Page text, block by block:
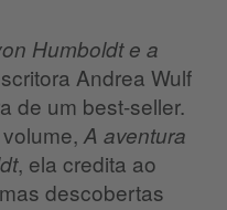
Humboldt e a
Andrea Wulf
de um best-seller.
A aventura
, ela credita ao
descobertas